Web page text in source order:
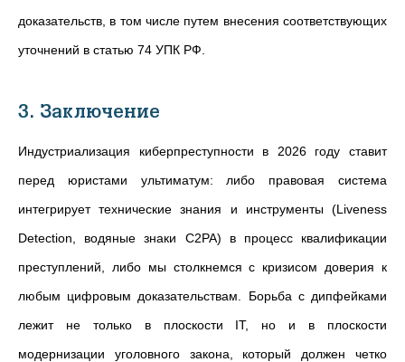
доказательств, в том числе путем внесения соответствующих
уточнений в статью 74 УПК РФ.
3. Заключение
Индустриализация киберпреступности в 2026 году ставит
перед юристами ультиматум: либо правовая система
интегрирует технические знания и инструменты (Liveness
Detection, водяные знаки C2PA) в процесс квалификации
преступлений, либо мы столкнемся с кризисом доверия к
любым цифровым доказательствам. Борьба с дипфейками
лежит не только в плоскости IT, но и в плоскости
модернизации уголовного закона, который должен четко